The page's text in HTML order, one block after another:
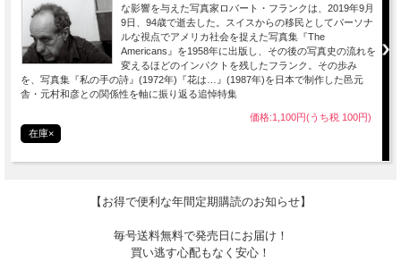
な影響を与えた写真家ロバート・フランクは、2019年9月
9日、94歳で逝去した。スイスからの移民としてパーソナ
ルな視点でアメリカ社会を捉えた写真集『The
Americans』を1958年に出版し、その後の写真史の流れを
変えるほどのインパクトを残したフランク。その歩み
を、写真集『私の手の詩』(1972年)『花は…』(1987年)を日本で制作した邑元
舎・元村和彦との関係性を軸に振り返る追悼特集
価格:1,100円(うち税 100円)
在庫×
【お得で便利な年間定期購読のお知らせ】
毎号送料無料で発売日にお届け！
買い逃す心配もなく安心！